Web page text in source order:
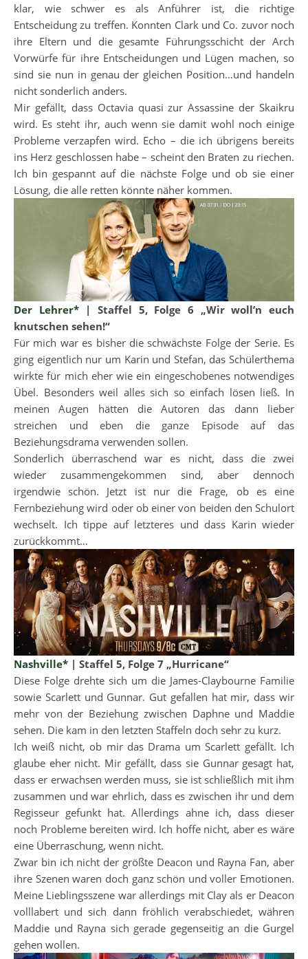
klar, wie schwer es als Anführer ist, die richtige
Entscheidung zu treffen. Konnten Clark und Co. zuvor noch
ihre Eltern und die gesamte Führungsschicht der Arch
Vorwürfe für ihre Entscheidungen und Lügen machen, so
sind sie nun in genau der gleichen Position…und handeln
nicht sonderlich anders.
Mir gefällt, dass Octavia quasi zur Assassine der Skaikru
wird. Es steht ihr, auch wenn sie damit wohl noch einige
Probleme verzapfen wird. Echo – die ich übrigens bereits
ins Herz geschlossen habe – scheint den Braten zu riechen.
Ich bin gespannt auf die nächste Folge und ob sie einer
Lösung, die alle retten könnte näher kommen.
Der Lehrer*| Staffel 5, Folge 6 „Wir woll’n euch
knutschen sehen!“
Für mich war es bisher die schwächste Folge der Serie. Es
ging eigentlich nur um Karin und Stefan, das Schülerthema
wirkte für mich eher wie ein eingeschobenes notwendiges
Übel. Besonders weil alles sich so einfach lösen ließ. In
meinen Augen hätten die Autoren das dann lieber
streichen und eben die ganze Episode auf das
Beziehungsdrama verwenden sollen.
Sonderlich überraschend war es nicht, dass die zwei
wieder zusammengekommen sind, aber dennoch
irgendwie schön. Jetzt ist nur die Frage, ob es eine
Fernbeziehung wird oder ob einer von beiden den Schulort
wechselt. Ich tippe auf letzteres und dass Karin wieder
zurückkommt…
Nashville* | Staffel 5, Folge 7 „Hurricane“
Diese Folge drehte sich um die James-Claybourne Familie
sowie Scarlett und Gunnar. Gut gefallen hat mir, dass wir
mehr von der Beziehung zwischen Daphne und Maddie
sehen. Die kam in den letzten Staffeln doch sehr zu kurz.
Ich weiß nicht, ob mir das Drama um Scarlett gefällt. Ich
glaube eher nicht. Mir gefällt, dass sie Gunnar gesagt hat,
dass er erwachsen werden muss, sie ist schließlich mit ihm
zusammen und war ehrlich, dass es zwischen ihr und dem
Regisseur gefunkt hat. Allerdings ahne ich, dass dieser
noch Probleme bereiten wird. Ich hoffe nicht, aber es wäre
eine Überraschung, wenn nicht.
Zwar bin ich nicht der größte Deacon und Rayna Fan, aber
ihre Szenen waren doch ganz schön und voller Emotionen.
Meine Lieblingsszene war allerdings mit Clay als er Deacon
volllabert und sich dann fröhlich verabschiedet, währen
Maddie und Rayna sich gerade gegenseitig an die Gurgel
gehen wollen.